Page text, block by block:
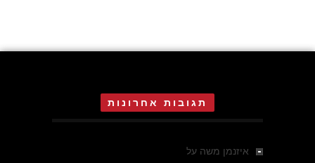
תגובות אחרונות
איזנמן משה על